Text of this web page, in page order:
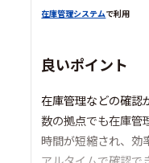
在庫管理システムで利用
良いポイント
在庫管理などの確認
数の拠点でも在庫管
時間が短縮され、効